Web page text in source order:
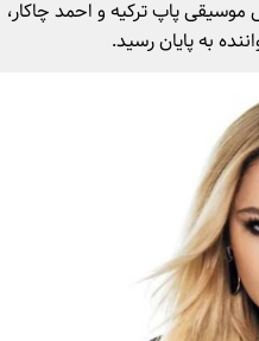
پاپ ترکیه و احمد چاکار،
به پایان رسید.